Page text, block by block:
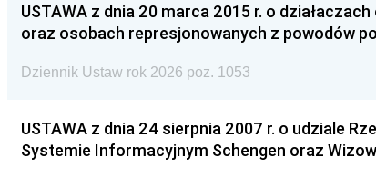
USTAWA z dnia 20 marca 2015 r. o
oraz osobach represjonowanych z powodów
Dziennik Ustaw rok 2026 poz. 1053
USTAWA z dnia 24 sierpnia 2007 r. o udziale
Systemie Informacyjnym Schengen oraz